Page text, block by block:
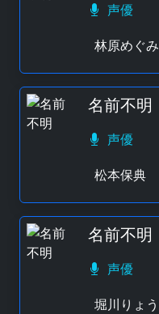
声優
林原めぐみ
名前不明
声優
松本保典
名前不明
声優
堀川りょう